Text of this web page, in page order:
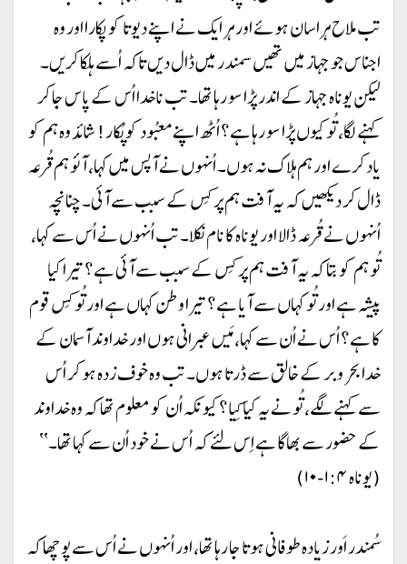
تب ملاح ہراسان ہوئے اور ہر ایک نے اپنے دیوتا کو پکارا اور وہ
اجناس جو جہاز میں تھیں سمندر میں ڈال دیں تاکہ اُسے ہلکا کریں۔
لیکن یوناہ جہاز کے اندر پڑا سو رہا تھا۔ تب ناخدا اُس کے پاس جا کر
کہنے لگا، تُو کیوں پڑا سو رہا ہے؟ اُٹھ اپنے معبُود کو پُکار! شائد وہ ہم کو
یاد کرے اور ہم ہلاک نہ ہوں۔ اُنہوں نے آپس میں کہا، آئو ہم قُرعہ
ڈال کر دیکھیں کہ یہ آفت ہم پر کِس کے سبب سے آئی۔ چنانچہ
اُنہوں نے قُرعہ ڈالا اور یوناہ کا نام نکلا۔ تب اُنہوں نے اُس سے کہا،
تُو ہم کو بتا کہ یہ آفت ہم پر کِس کے سبب سے آئی ہے؟ تیرا کیا
پیشہ ہے اور تُو کہاں سے آیا ہے؟ تیرا وطن کہاں ہے اور تُو کِس قوم
کا ہے؟ اُس نے اُن سے کہا، مَیں عبرانی ہوں اور خداوند آسمان کے
خدا بحر و بر کے خالق سے ڈرتا ہوں۔ تب وہ خوف زدہ ہو کر اُس
سے کہنے لگے، تُو نے یہ کیا کِیا؟ کیونکہ اُن کو معلوم تھا کہ وہ خداوند
کے حضور سے بھاگا ہے اِس لئے کہ اُس نے خود اُن سے کہا تھا۔‘‘
(یوناہ ۱:۴-۱۰)
سُمندر اَور زیادہ طوفانی ہوتا جا رہا تھا، اور اُنہوں نے اُس سے پوچھا کہ